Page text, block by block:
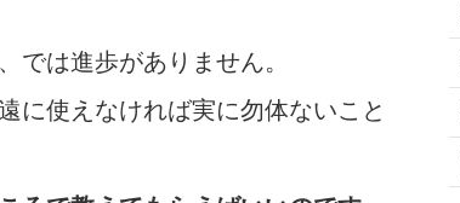
は進歩がありません。
に使えなければ実に勿体ないこと